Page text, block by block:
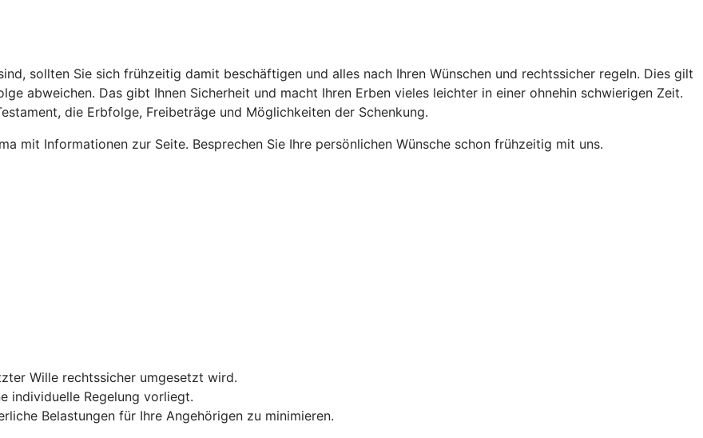
sollten Sie sich frühzeitig damit beschäftigen und alles nach Ihren Wünschen und rechtssicher regeln. Dies gilt
abweichen. Das gibt Ihnen Sicherheit und macht Ihren Erben vieles leichter in einer ohnehin schwierigen Zeit.
die Erbfolge, Freibeträge und Möglichkeiten der Schenkung.
mit Informationen zur Seite. Besprechen Sie Ihre persönlichen Wünsche schon frühzeitig mit uns.
Wille rechtssicher umgesetzt wird.
individuelle Regelung vorliegt.
Belastungen für Ihre Angehörigen zu minimieren.